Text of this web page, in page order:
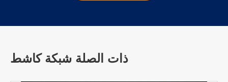
ذات الصلة شبكة كاشط